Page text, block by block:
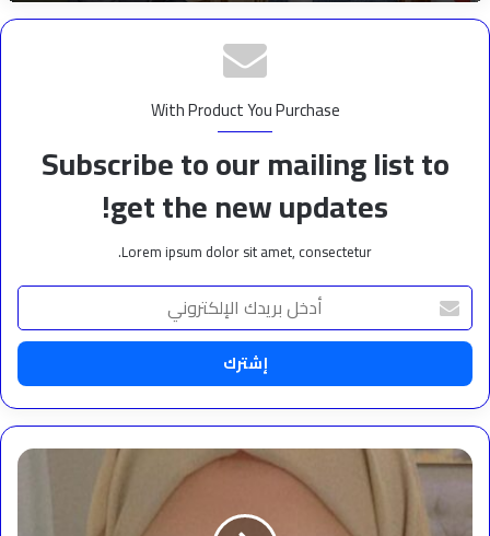
With Product You Purchase
Subscribe to our mailing list to
get the new updates!
Lorem ipsum dolor sit amet, consectetur.
أدخل
بريدك
الإلكتروني
نجوى
البعداني..